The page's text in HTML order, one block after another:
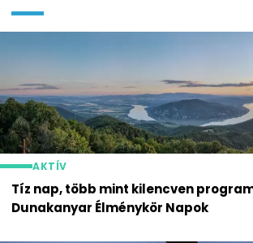
AKTÍV
Tíz nap, több mint kilencven
Dunakanyar Élménykör Napok